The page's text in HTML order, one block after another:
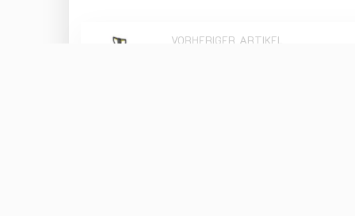
VORHERIGER ARTIKEL